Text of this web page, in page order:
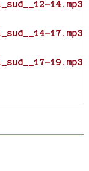
14.mp3
17.mp3
19.mp3